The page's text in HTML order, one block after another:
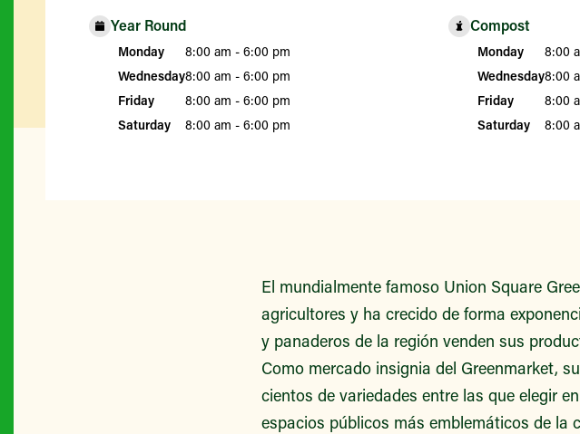
Year Round
Monday
8:00 am - 6:00 pm
Wednesday8:00 am - 6:00 pm
Friday
8:00 am - 6:00 pm
Saturday
8:00 am - 6:00 pm
Compost
Monday
8:00
Wednesday8:00
Friday
8:00
Saturday
8:00
El mundialmente famoso Union Square
agricultores y ha crecido de forma
y panaderos de la región venden sus
Como mercado insignia del Greenmarket,
cientos de variedades entre las que elegir
espacios públicos más emblemáticos de la